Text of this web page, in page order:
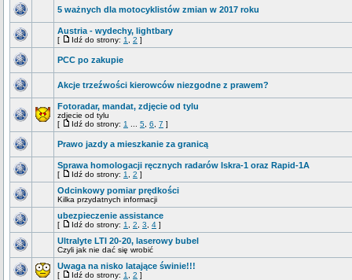
5 ważnych dla motocyklistów zmian w 2017 roku
Austria - wydechy, lightbary
[ Idź do strony: 1 2 ]
PCC po zakupie
Akcje trzeźwości kierowców niezgodne z prawem?
Fotoradar, mandat, zdjęcie od tylu
zdjecie od tylu
[
Idź do strony: 1 5 6 7 ]
Prawo jazdy a mieszkanie za granicą
Sprawa homologacji ręcznych radarów Iskra-1 oraz Rapid-1A
[ Idź do strony: 1 2 ]
Odcinkowy pomiar prędkości
Kilka przydatnych informacji
ubezpieczenie assistance
[ Idź do strony: 1 2 3 4 ]
Ultralyte LTI 20-20, laserowy bubel
Czyli jak nie dać się wrobić
Uwaga na nisko latające świnie!!!
[ Idź do strony: 1 2 ]